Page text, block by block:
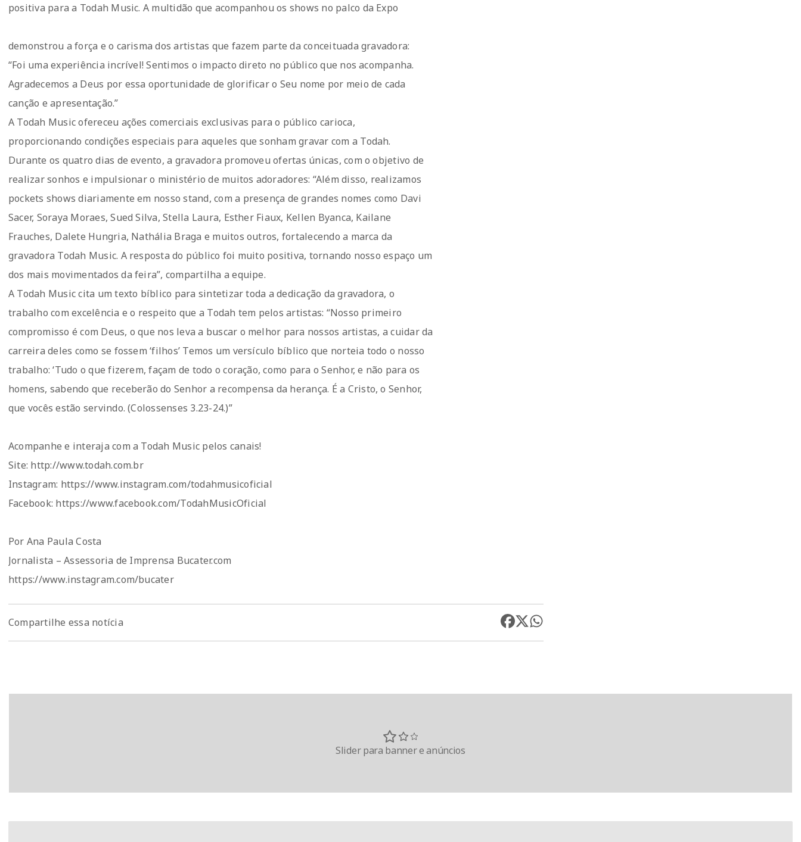
positiva para a Todah Music. A multidão que acompanhou os shows no palco da Expo
demonstrou a força e o carisma dos artistas que fazem parte da conceituada gravadora:
“Foi uma experiência incrível! Sentimos o impacto direto no público que nos acompanha.
Agradecemos a Deus por essa oportunidade de glorificar o Seu nome por meio de cada
canção e apresentação.”
A Todah Music ofereceu ações comerciais exclusivas para o público carioca,
proporcionando condições especiais para aqueles que sonham gravar com a Todah.
Durante os quatro dias de evento, a gravadora promoveu ofertas únicas, com o objetivo de
realizar sonhos e impulsionar o ministério de muitos adoradores: “Além disso, realizamos
pockets shows diariamente em nosso stand, com a presença de grandes nomes como Davi
Sacer, Soraya Moraes, Sued Silva, Stella Laura, Esther Fiaux, Kellen Byanca, Kailane
Frauches, Dalete Hungria, Nathália Braga e muitos outros, fortalecendo a marca da
gravadora Todah Music. A resposta do público foi muito positiva, tornando nosso espaço um
dos mais movimentados da feira”, compartilha a equipe.
A Todah Music cita um texto bíblico para sintetizar toda a dedicação da gravadora, o
trabalho com excelência e o respeito que a Todah tem pelos artistas: “Nosso primeiro
compromisso é com Deus, o que nos leva a buscar o melhor para nossos artistas, a cuidar da
carreira deles como se fossem ‘filhos’ Temos um versículo bíblico que norteia todo o nosso
trabalho: ‘Tudo o que fizerem, façam de todo o coração, como para o Senhor, e não para os
homens, sabendo que receberão do Senhor a recompensa da herança. É a Cristo, o Senhor,
que vocês estão servindo. (Colossenses 3.23-24.)”
Acompanhe e interaja com a Todah Music pelos canais!
Site: http://www.todah.com.br​​
Instagram: https://www.instagram.com/todahmusicoficial
Facebook: https://www.facebook.com/TodahMusicOficial
Por Ana Paula Costa
Jornalista – Assessoria de Imprensa Bucater.com
https://www.instagram.com/bucater
Compartilhe essa notícia
Slider para banner e anúncios